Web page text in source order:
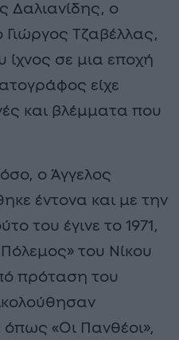
Δαλιανίδης, ο
Γιώργος Τζαβέλλας,
ίχνος σε μια εποχή
είχε
και βλέμματα που
ο Άγγελος
έντονα και με την
του έγινε το 1971,
του Νίκου
πρόταση του
όπως «Οι Πανθέοι»,